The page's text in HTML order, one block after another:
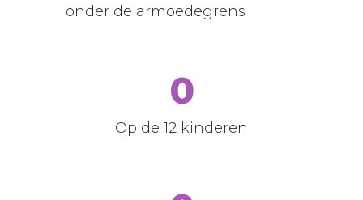
onder de armoedegrens
Op de 12 kinderen
0